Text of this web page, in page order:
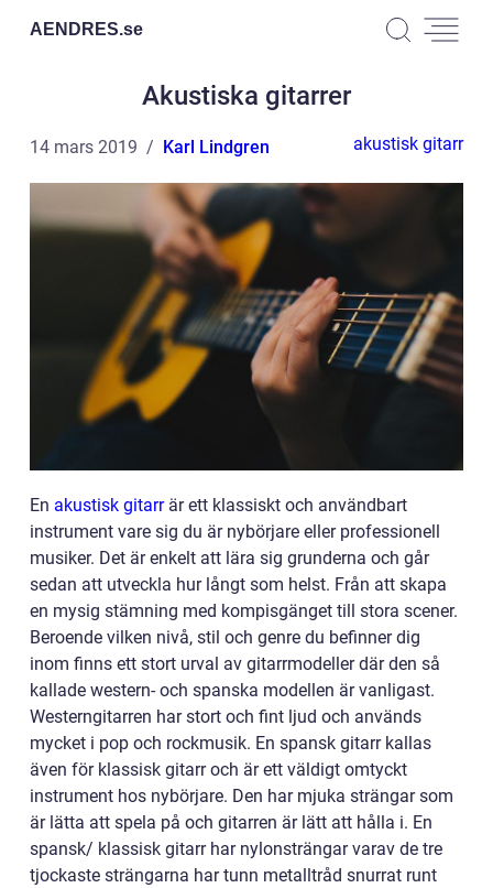
AENDRES.se
Akustiska gitarrer
14 mars 2019 Karl Lindgren akustisk gitarr
En akustisk gitarrär ett klassiskt och användbart
instrument vare sig du är nybörjare eller professionell
musiker. Det är enkelt att lära sig grunderna och går
sedan att utveckla hur långt som helst. Från att skapa
en mysig stämning med kompisgänget till stora scener.
Beroende vilken nivå, stil och genre du befinner dig
inom finns ett stort urval av gitarrmodeller där den så
kallade western- och spanska modellen är vanligast.
Westerngitarren har stort och fint ljud och används
mycket i pop och rockmusik. En spansk gitarr kallas
även för klassisk gitarr och är ett väldigt omtyckt
instrument hos nybörjare. Den har mjuka strängar som
är lätta att spela på och gitarren är lätt att hålla i. En
spansk/ klassisk gitarr har nylonsträngar varav de tre
tjockaste strängarna har tunn metalltråd snurrat runt